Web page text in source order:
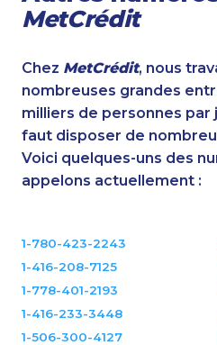
MetCrédit
Chez MetCrédit, nous
nombreuses grandes
milliers de personnes par
faut disposer de
Voici quelques-uns des
appelons actuellement :
1-780-423-2243
1-416-208-7125
1-778-401-2193
1-416-233-3448
1-506-300-4127